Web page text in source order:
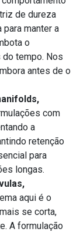
de dureza
manter a
o
tempo. Nos
antes de o
com
a
retenção
para
longas.
aqui é o
se corta,
A formulação